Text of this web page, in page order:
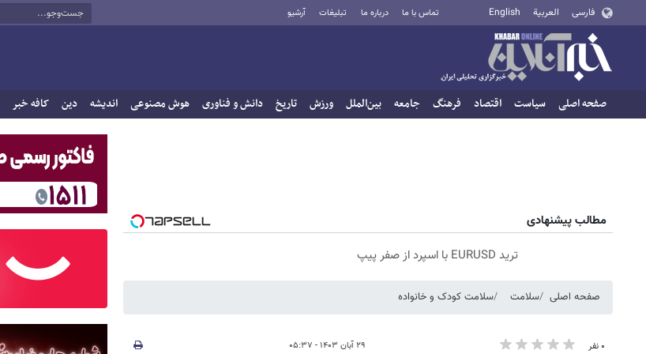
فارسی العربية English تماس با ما درباره ما تبلیغات آرشیو
صفحه اصلی سیاست اقتصاد فرهنگ جامعه بین‌الملل ورزش تاریخ دانش و فناوری هوش مصنوعی اندیشه دین کافه خبر
مطالب پیشنهادی
ترید EURUSD با اسپرد از صفر پیپ
صفحه اصلی سلامت سلامت کودک‌ و خانواده
۰ نفر ۲۹ آبان ۱۴۰۳ - ۰۵:۳۷